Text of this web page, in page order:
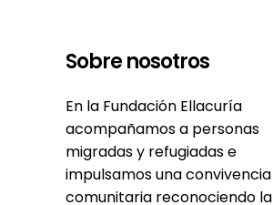
Sobre nosotros
En la Fundación Ellacuría
acompañamos a personas
migradas y refugiadas e
impulsamos una convivencia
comunitaria reconociendo la